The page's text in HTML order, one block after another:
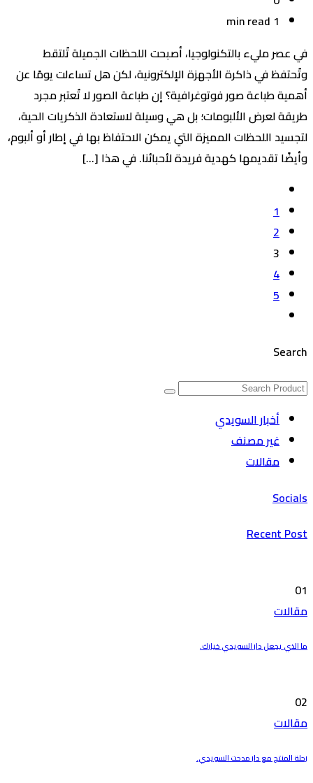
1 min read
في عصر مليء بالتكنولوجيا، أصبحت اللحظات الجميلة تُلتقط
وتُحتفظ في ذاكرة الأجهزة الإلكترونية، لكن هل تساءلت يومًا عن
أهمية طباعة صور فوتوغرافية؟ إن طباعة الصور لا تُعتبر مجرد
طريقة لعرض الألبومات؛ بل هي وسيلة لاستعادة الذكريات الحية،
لتجسيد اللحظات المميزة التي يمكن الاحتفاظ بها في إطار أو ألبوم،
وأيضًا تقديمها كهدية فريدة لأحبائنا. في هذا […]
1
2
3
4
5
Search
أخبار السويدي
غير مصنف
مقالات
Socials
Recent Post
01
مقالات
ما الذي يجعل دار السويدي خيارك.
02
مقالات
رحلة المنتج مع دار مدحت السويدي.